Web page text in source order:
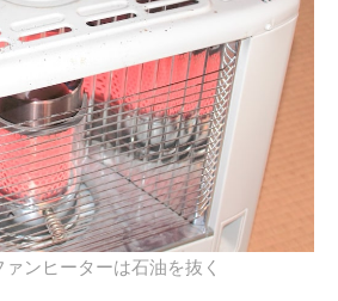
ンヒーターは石油を抜く